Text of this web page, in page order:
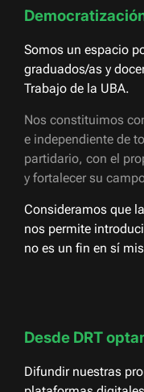
Somos un espacio
graduados/as y
Trabajo de la UBA.
Nos constituimos
e independiente de
partidario, con el
y fortalecer su
Consideramos que
nos permite
no es un fin en sí
Desde DRT
Difundir nuestras